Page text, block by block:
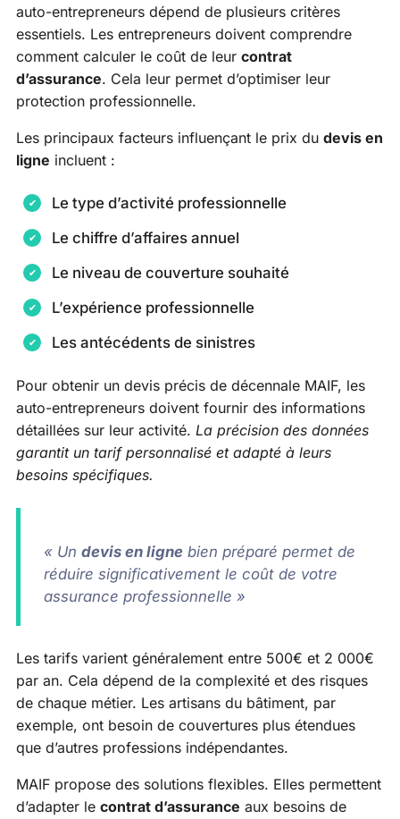
auto-entrepreneurs dépend de plusieurs critères
essentiels. Les entrepreneurs doivent comprendre
comment calculer le coût de leur contrat
d’assurance. Cela leur permet d’optimiser leur
protection professionnelle.
Les principaux facteurs influençant le prix du devis en
ligne incluent :
Le type d’activité professionnelle
Le chiffre d’affaires annuel
Le niveau de couverture souhaité
L’expérience professionnelle
Les antécédents de sinistres
Pour obtenir un devis précis de décennale MAIF, les
auto-entrepreneurs doivent fournir des informations
détaillées sur leur activité. La précision des données
garantit un tarif personnalisé et adapté à leurs
besoins spécifiques.
« Un devis en ligne bien préparé permet de
réduire significativement le coût de votre
assurance professionnelle »
Les tarifs varient généralement entre 500€ et 2 000€
par an. Cela dépend de la complexité et des risques
de chaque métier. Les artisans du bâtiment, par
exemple, ont besoin de couvertures plus étendues
que d’autres professions indépendantes.
MAIF propose des solutions flexibles. Elles permettent
d’adapter le contrat d’assurance aux besoins de